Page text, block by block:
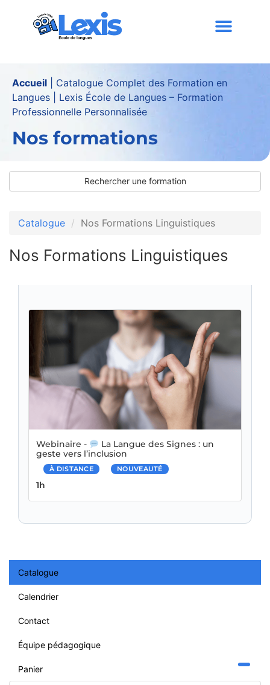
principal
Accueil
Catalogue Complet des Formation en
Langues | Lexis École de Langues – Formation
Professionnelle Personnalisée
Nos formations
Rechercher une formation
Catalogue Nos Formations Linguistiques
Nos Formations Linguistiques
Webinaire -
La Langue des Signes : un
geste vers l’inclusion
À DISTANCE NOUVEAUTÉ
Durée :
1h
Catalogue
Calendrier
Contact
Équipe pédagogique
Panier